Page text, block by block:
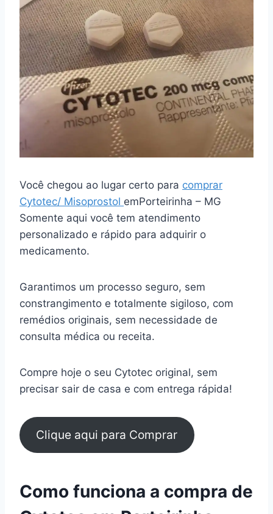
Você chegou ao lugar certo para comprar
Cytotec/ Misoprostol emPorteirinha – MG
Somente aqui você tem atendimento
personalizado e rápido para adquirir o
medicamento.
Garantimos um processo seguro, sem
constrangimento e totalmente sigiloso, com
remédios originais, sem necessidade de
consulta médica ou receita.
Compre hoje o seu Cytotec original, sem
precisar sair de casa e com entrega rápida!
Clique aqui para Comprar
Como funciona a compra de